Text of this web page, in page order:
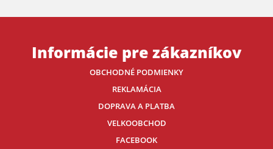
Informácie pre zákazníkov
OBCHODNÉ PODMIENKY
REKLAMÁCIA
DOPRAVA A PLATBA
VELKOOBCHOD
FACEBOOK